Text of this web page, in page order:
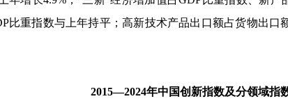
比重指数与上年持平；高新技术产品出口额占货物出口
2015—2024年中国创新指数及分领域指